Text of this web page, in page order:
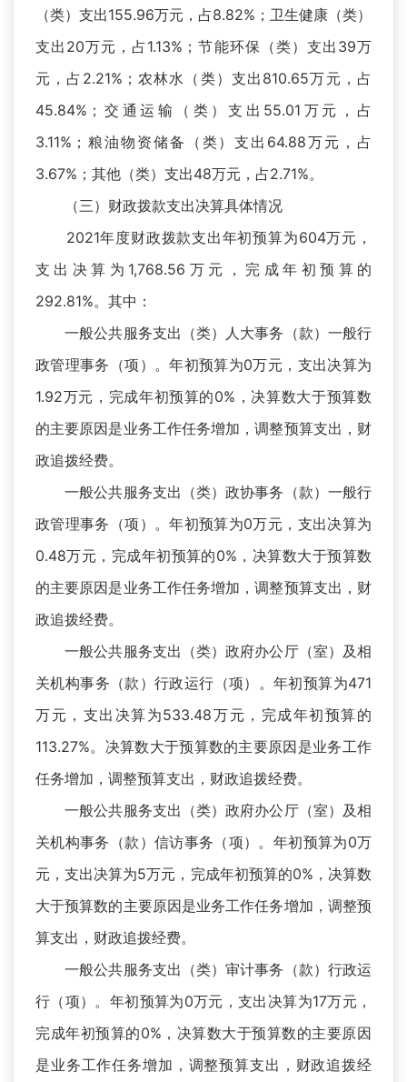
（类）支出155.96万元，占8.82%；卫生健康（类）
支出20万元，占1.13%；节能环保（类）支出39万
元，占2.21%；农林水（类）支出810.65万元，占
45.84%；交通运输（类）支出55.01万元，占
3.11%；粮油物资储备（类）支出64.88万元，占
3.67%；其他（类）支出48万元，占2.71%。
（三）财政拨款支出决算具体情况
2021年度财政拨款支出年初预算为604万元，
支出决算为1,768.56万元，完成年初预算的
292.81%。其中：
一般公共服务支出（类）人大事务（款）一般行
政管理事务（项）。年初预算为0万元，支出决算为
1.92万元，完成年初预算的0%，决算数大于预算数
的主要原因是业务工作任务增加，调整预算支出，财
政追拨经费。
一般公共服务支出（类）政协事务（款）一般行
政管理事务（项）。年初预算为0万元，支出决算为
0.48万元，完成年初预算的0%，决算数大于预算数
的主要原因是业务工作任务增加，调整预算支出，财
政追拨经费。
一般公共服务支出（类）政府办公厅（室）及相
关机构事务（款）行政运行（项）。年初预算为471
万元，支出决算为533.48万元，完成年初预算的
113.27%。决算数大于预算数的主要原因是业务工作
任务增加，调整预算支出，财政追拨经费。
一般公共服务支出（类）政府办公厅（室）及相
关机构事务（款）信访事务（项）。年初预算为0万
元，支出决算为5万元，完成年初预算的0%，决算数
大于预算数的主要原因是业务工作任务增加，调整预
算支出，财政追拨经费。
一般公共服务支出（类）审计事务（款）行政运
行（项）。年初预算为0万元，支出决算为17万元，
完成年初预算的0%，决算数大于预算数的主要原因
是业务工作任务增加，调整预算支出，财政追拨经